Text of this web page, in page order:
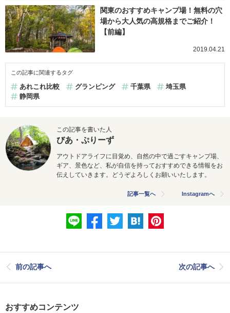
関東のおすすめキャンプ場！無料の穴
場から大人気の高規格までご紹介！
【前編】
2019.04.21
この記事に関連するタグ
あれこれ比較 グランピング 千葉県
埼玉県
静岡県
この記事を書いた人
びあ・ぷりーず
アウトドアライフに目覚め、自然の中で過ごすキャンプ場、
ギア、景色など、私が自信を持っておすすめできる情報をお
伝えしていきます。どうぞよろしくお願いいたします。
記事一覧へ Instagramへ
前の記事へ 次の記事へ
おすすめコンテンツ